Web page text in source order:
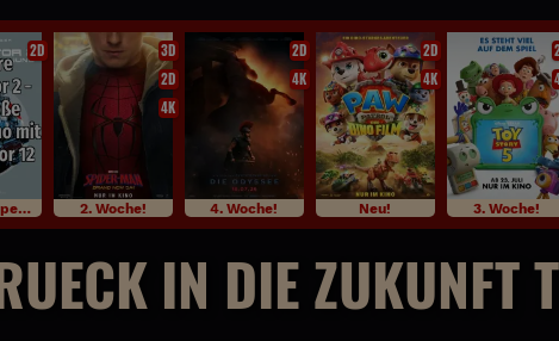
2D
Lux Kino Specials
3D
2D
4K
2. Woche!
2D
4K
4. Woche!
2D
4K
Neu! 3. Woche!
IN DIE